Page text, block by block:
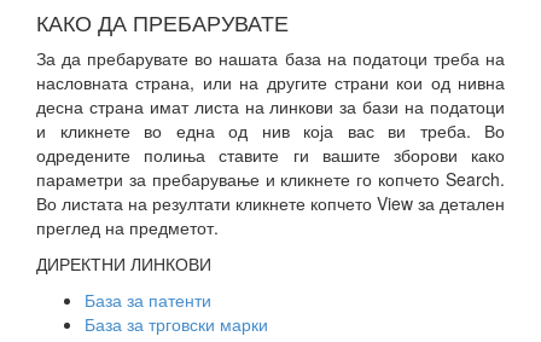
КАКО ДА ПРЕБАРУВАТЕ
За да пребарувате во нашата база на податоци треба на
насловната страна, или на другите страни кои од нивна
десна страна имат листа на линкови за бази на податоци
и кликнете во една од нив која вас ви треба. Во
одредените полиња ставите ги вашите зборови како
параметри за пребарување и кликнете го копчето Search.
Во листата на резултати кликнете копчето View за детален
преглед на предметот.
ДИРЕКТНИ ЛИНКОВИ
База за патенти
База за трговски марки